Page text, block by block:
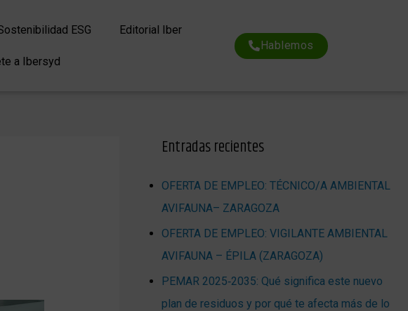
ESG Editorial Iber
a Ibersyd
Hablemos
Entradas recientes
OFERTA DE EMPLEO: TÉCNICO/A AMBIENTAL
AVIFAUNA– ZARAGOZA
OFERTA DE EMPLEO: VIGILANTE AMBIENTAL
AVIFAUNA – ÉPILA (ZARAGOZA)
PEMAR 2025‑2035: Qué significa este nuevo
plan de residuos y por qué te afecta más de lo